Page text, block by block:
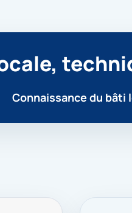
Connaissance du bâti